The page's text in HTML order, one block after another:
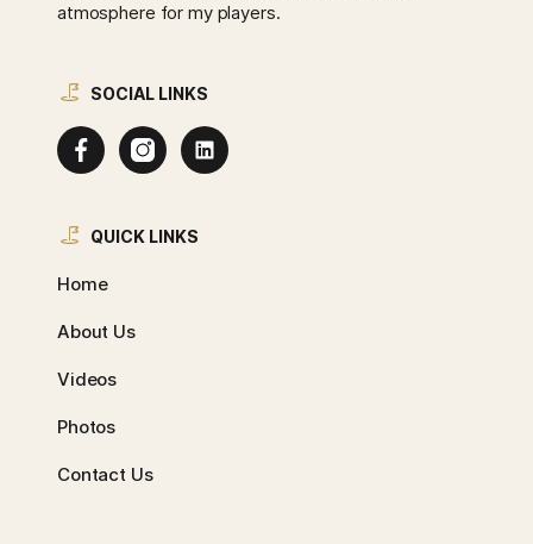
atmosphere for my players.
SOCIAL LINKS
QUICK LINKS
Home
About Us
Videos
Photos
Contact Us